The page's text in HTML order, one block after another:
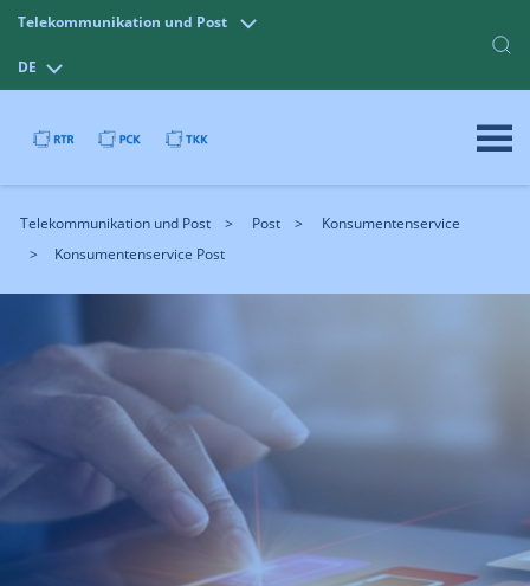
Telekommunikation und Post
DE
Telekommunikation und Post Post
Konsumentenservice
Konsumentenservice Post